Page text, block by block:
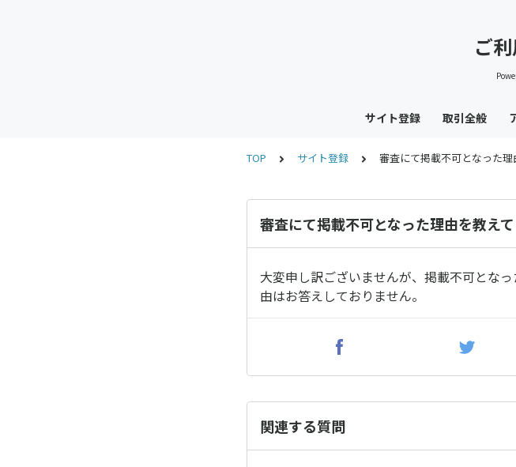
ご
サイト登録 取引全般
TOP サイト登録 審査にて掲載不可となった
審査にて掲載不可となった理由を教え
大変申し訳ございませんが、掲載不可とな
由はお答えしておりません。
関連する質問